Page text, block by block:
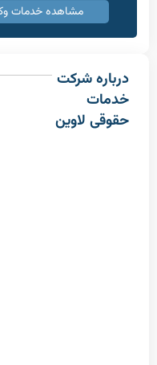
مشاهده خدمات وکیل مدنی و
شرکت
لاوین
خرد)